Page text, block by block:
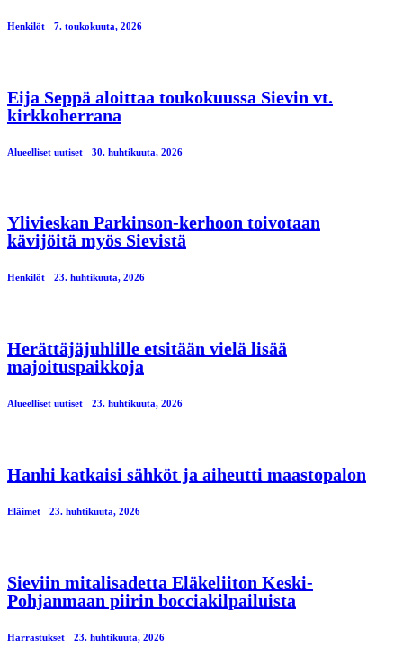
Henkilöt 7. toukokuuta, 2026
Eija Seppä aloittaa toukokuussa Sievin vt.
kirkkoherrana
Alueelliset uutiset 30. huhtikuuta, 2026
Ylivieskan Parkinson-kerhoon toivotaan
kävijöitä myös Sievistä
Henkilöt 23. huhtikuuta, 2026
Herättäjäjuhlille etsitään vielä lisää
majoituspaikkoja
Alueelliset uutiset 23. huhtikuuta, 2026
Hanhi katkaisi sähköt ja aiheutti maastopalon
Eläimet 23. huhtikuuta, 2026
Sieviin mitalisadetta Eläkeliiton Keski-
Pohjanmaan piirin bocciakilpailuista
Harrastukset 23. huhtikuuta, 2026